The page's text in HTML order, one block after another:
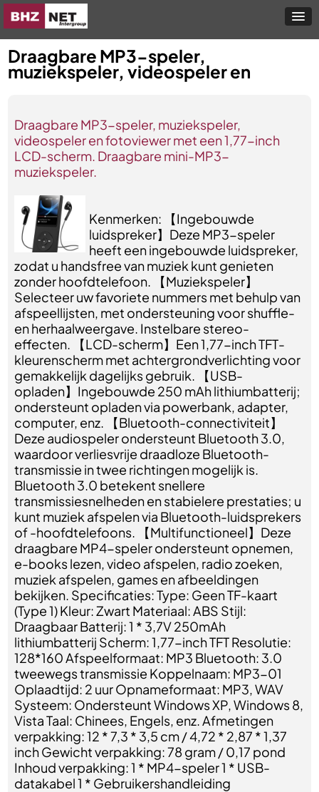
Draagbare MP3-speler,
muziekspeler, videospeler en
Draagbare MP3-speler, muziekspeler,
videospeler en fotoviewer met een 1,77-inch
LCD-scherm. Draagbare mini-MP3-
muziekspeler.
Kenmerken: 【Ingebouwde
luidspreker】Deze MP3-speler
heeft een ingebouwde luidspreker,
zodat u handsfree van muziek kunt genieten
zonder hoofdtelefoon. 【Muziekspeler】
Selecteer uw favoriete nummers met behulp van
afspeellijsten, met ondersteuning voor shuffle-
en herhaalweergave. Instelbare stereo-
effecten. 【LCD-scherm】Een 1,77-inch TFT-
kleurenscherm met achtergrondverlichting voor
gemakkelijk dagelijks gebruik. 【USB-
opladen】Ingebouwde 250 mAh lithiumbatterij;
ondersteunt opladen via powerbank, adapter,
computer, enz. 【Bluetooth-connectiviteit】
Deze audiospeler ondersteunt Bluetooth 3.0,
waardoor verliesvrije draadloze Bluetooth-
transmissie in twee richtingen mogelijk is.
Bluetooth 3.0 betekent snellere
transmissiesnelheden en stabielere prestaties; u
kunt muziek afspelen via Bluetooth-luidsprekers
of -hoofdtelefoons. 【Multifunctioneel】Deze
draagbare MP4-speler ondersteunt opnemen,
e-books lezen, video afspelen, radio zoeken,
muziek afspelen, games en afbeeldingen
bekijken. Specificaties: Type: Geen TF-kaart
(Type 1) Kleur: Zwart Materiaal: ABS Stijl:
Draagbaar Batterij: 1 * 3,7V 250mAh
lithiumbatterij Scherm: 1,77-inch TFT Resolutie:
128*160 Afspeelformaat: MP3 Bluetooth: 3.0
tweewegs transmissie Koppelnaam: MP3-01
Oplaadtijd: 2 uur Opnameformaat: MP3, WAV
Systeem: Ondersteunt Windows XP, Windows 8,
Vista Taal: Chinees, Engels, enz. Afmetingen
verpakking: 12 * 7,3 * 3,5 cm / 4,72 * 2,87 * 1,37
inch Gewicht verpakking: 78 gram / 0,17 pond
Inhoud verpakking: 1 * MP4-speler 1 * USB-
datakabel 1 * Gebruikershandleiding